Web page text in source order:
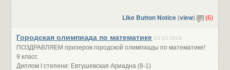
Like Button Notice (view) (6)
Городская олимпиада по математике 03.03.2014
ПОЗДРАВЛЯЕМ призеров городской олимпиады по математике!
9 класс
Диплом I степени: Евтушевская Ариадна (8-1)